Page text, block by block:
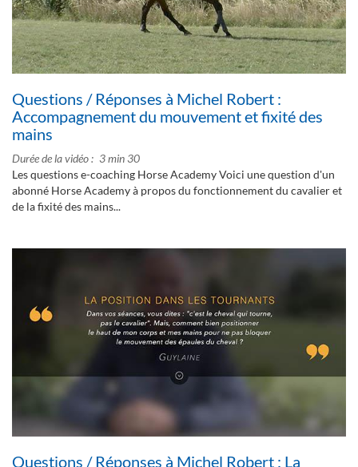
Questions / Réponses à Michel Robert :
Accompagnement du mouvement et fixité des
mains
Durée de la vidéo
3 min 30
Les questions e-coaching Horse Academy Voici une question d'un
abonné Horse Academy à propos du fonctionnement du cavalier et
de la fixité des mains...
Questions / Réponses à Michel Robert : La